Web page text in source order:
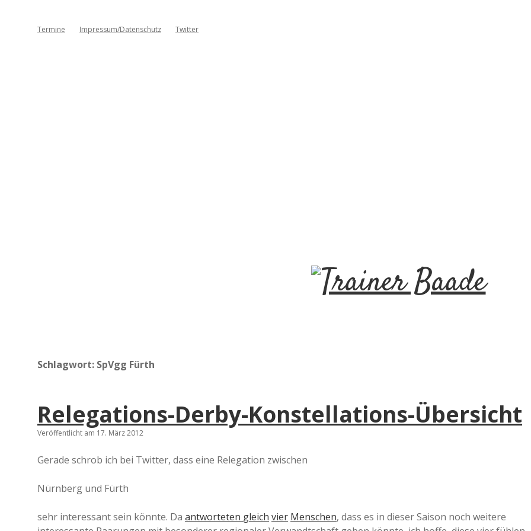
Termine Impressum/Datenschutz Twitter
T
n
Schlagwort: SpVgg Fürth
Relegations-Derby-Konstellations-Übersicht
Veröffentlicht am 17. März 2012
Gerade schrob ich bei Twitter, dass eine Relegation zwischen
Nürnberg und Fürth
sehr interessant sein könnte. Da antworteten gleich vier Menschen, dass es in dieser Saison noch weitere